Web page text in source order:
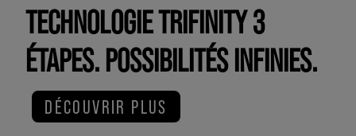
TECHNOLOGIE TRIFINITY 3
ÉTAPES. POSSIBILITÉS INFINIES.
DÉCOUVRIR PLUS